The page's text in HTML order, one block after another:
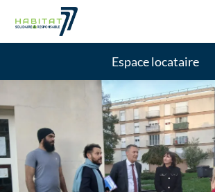
Espace locataire